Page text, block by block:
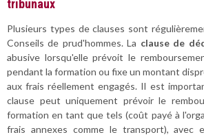
tribunaux
Plusieurs types de clauses sont
Conseils de prud'hommes. La clause de
abusive lorsqu'elle prévoit le
pendant la formation ou fixe un montant
aux frais réellement engagés. Il est
clause peut uniquement prévoir le
formation en tant que tels (coût payé à
frais annexes comme le transport), avec